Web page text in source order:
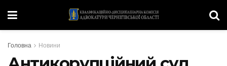
Головна Новини